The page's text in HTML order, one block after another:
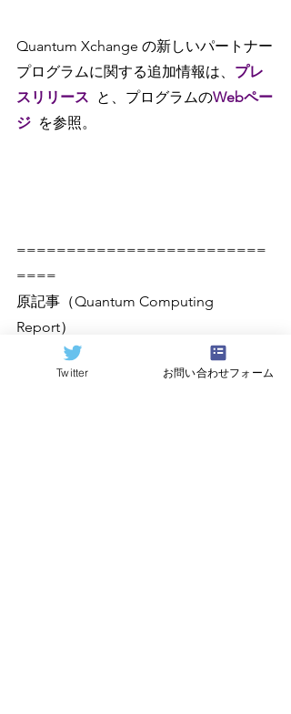
Quantum Xchange の新しいパートナー
プログラムに関する追加情報は、 プレ
スリリース と、プログラムのWebペー
ジ を参照。
=========================
====
原記事（Quantum Computing
Report）
https://quantumcomputingreport.com/
Twitter お問い合わせフォーム